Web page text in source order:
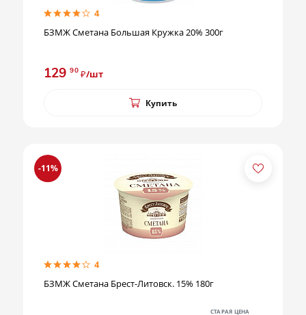
4
БЗМЖ Сметана Большая Кружка 20% 300г
129 90 ₽/шт
Купить
-11%
4
БЗМЖ Сметана Брест-Литовск. 15% 180г
СТАРАЯ ЦЕНА